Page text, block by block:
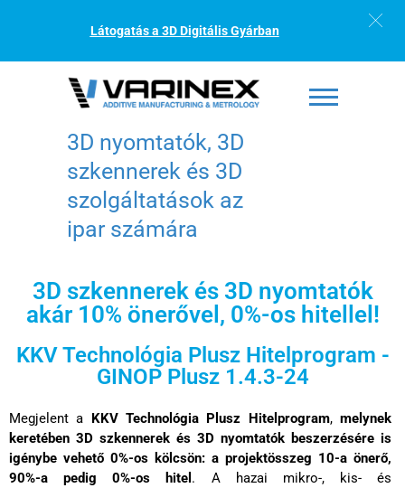
Látogatás a 3D Digitális Gyárban
3D nyomtatók, 3D
szkennerek és 3D
szolgáltatások az
ipar számára
3D szkennerek és 3D nyomtatók
akár 10% önerővel, 0%-os hitellel!
KKV Technológia Plusz Hitelprogram -
GINOP Plusz 1.4.3-24
Megjelent a KKV Technológia Plusz Hitelprogram,melynek
keretében 3D szkennerek és 3D nyomtatók beszerzésére is
igénybe vehető 0%-os kölcsön: a projektösszeg 10-a önerő,
90%-a pedig 0%-os hitel . A hazai mikro-, kis- és